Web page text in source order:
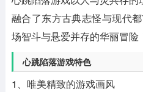
融合了东方古典志怪与现代
场智斗与悬爱并存的华丽冒险
心跳陷落游戏特色
1、唯美精致的游戏画风